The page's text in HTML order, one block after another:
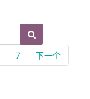
7 下一个